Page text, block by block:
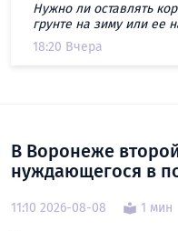
Нужно ли оставлять
грунте на зиму или ее
18:20 Вчера
В Воронеже
нуждающегося в
11:10 2026-08-08 1 мин